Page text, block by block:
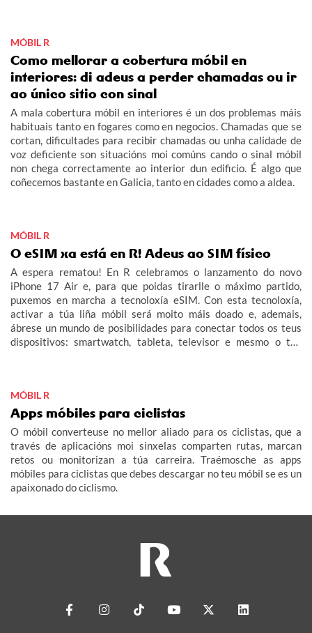
MÓBIL R
Como mellorar a cobertura móbil en
interiores: di adeus a perder chamadas ou ir
ao único sitio con sinal
A mala cobertura móbil en interiores é un dos problemas máis
habituais tanto en fogares como en negocios. Chamadas que se
cortan, dificultades para recibir chamadas ou unha calidade de
voz deficiente son situacións moi comúns cando o sinal móbil
non chega correctamente ao interior dun edificio. É algo que
coñecemos bastante en Galicia, tanto en cidades como a aldea.
MÓBIL R
O eSIM xa está en R! Adeus ao SIM físico
A espera rematou! En R celebramos o lanzamento do novo
iPhone 17 Air e, para que poidas tirarlle o máximo partido,
puxemos en marcha a tecnoloxía eSIM. Con esta tecnoloxía,
activar a túa liña móbil será moito máis doado e, ademais,
ábrese un mundo de posibilidades para conectar todos os teus
dispositivos: smartwatch, tableta, televisor e mesmo o teu
MÓBIL R
Apps móbiles para ciclistas
O móbil converteuse no mellor aliado para os ciclistas, que a
través de aplicacións moi sinxelas comparten rutas, marcan
retos ou monitorizan a túa carreira. Traémosche as apps
móbiles para ciclistas que debes descargar no teu móbil se es un
apaixonado do ciclismo.